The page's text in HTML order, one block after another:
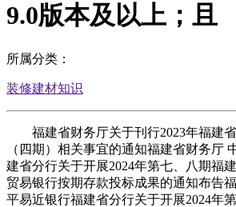
9.0版本及以上；且
所属分类：
装修建材知识
福建省财务厅关于刊行2023年福建省
（四期）相关事宜的通知福建省财务厅
建省分行关于开展2024年第七、八期福
贸易银行按期存款投标成果的通知布告
平易近银行福建省分行关于开展2024年